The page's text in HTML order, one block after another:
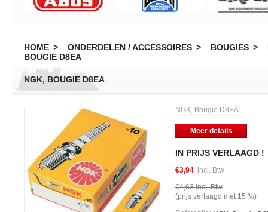
HOME > ONDERDELEN / ACCESSOIRES > BOUGIES >
BOUGIE D8EA
NGK, BOUGIE D8EA
NGK, Bougie D8EA
Meer details
IN PRIJS VERLAAGD !
€3,94 incl. Btw
€4,63incl. Btw
(prijs verlaagd met 15 %)